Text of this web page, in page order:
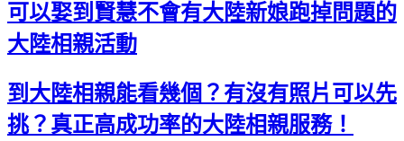
可以娶到賢慧不會有大陸新娘跑掉問題的
大陸相親活動
到大陸相親能看幾個？有沒有照片可以先
挑？真正高成功率的大陸相親服務！